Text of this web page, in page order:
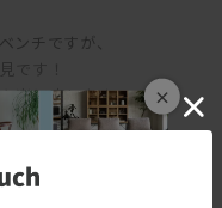
×
ンチですが、
楽に座れます。
下さい。